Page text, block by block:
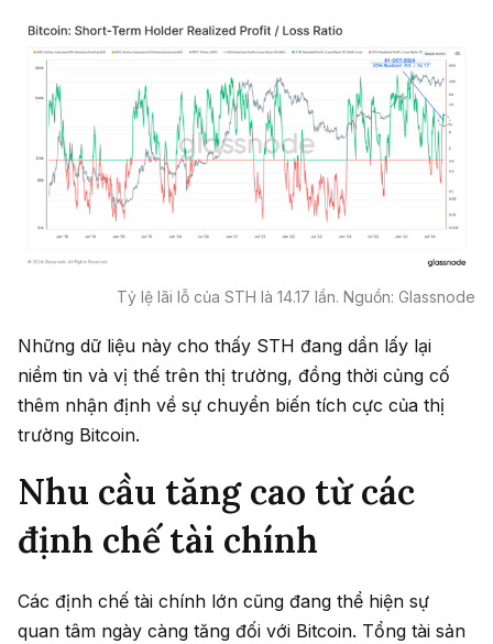
Tỷ lệ lãi lỗ của STH là 14.17 lần. Nguồn: Glassnode
Những dữ liệu này cho thấy STH đang dần lấy lại
niềm tin và vị thế trên thị trường, đồng thời củng cố
thêm nhận định về sự chuyển biến tích cực của thị
trường Bitcoin.
Nhu cầu tăng cao từ các
định chế tài chính
Các định chế tài chính lớn cũng đang thể hiện sự
quan tâm ngày càng tăng đối với Bitcoin. Tổng tài sản